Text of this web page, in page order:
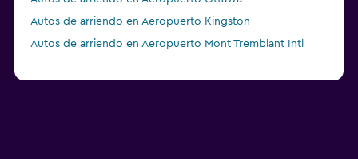
Autos de arriendo en Aeropuerto Kingston
Autos de arriendo en Aeropuerto Mont Tremblant Intl